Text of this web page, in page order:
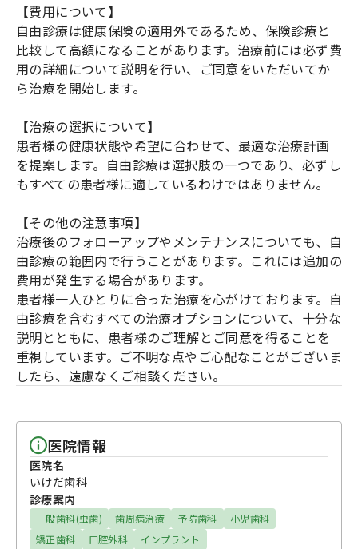
【費用について】
自由診療は健康保険の適用外であるため、保険診療と
比較して高額になることがあります。治療前には必ず費
用の詳細について説明を行い、ご同意をいただいてか
ら治療を開始します。
【治療の選択について】
患者様の健康状態や希望に合わせて、最適な治療計画
を提案します。自由診療は選択肢の一つであり、必ずし
もすべての患者様に適しているわけではありません。
【その他の注意事項】
治療後のフォローアップやメンテナンスについても、自
由診療の範囲内で行うことがあります。これには追加の
費用が発生する場合があります。
患者様一人ひとりに合った治療を心がけております。自
由診療を含むすべての治療オプションについて、十分な
説明とともに、患者様のご理解とご同意を得ることを
重視しています。ご不明な点やご心配なことがございま
したら、遠慮なくご相談ください。
医院情報
医院名
いけだ歯科
診療案内
一般歯科(虫歯) 歯周病治療 予防歯科
小児歯科
矯正歯科
口腔外科 インプラント